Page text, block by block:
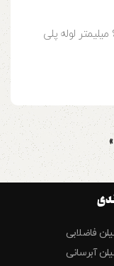
لوله پلی اتیلن 63 میلیمتر لوله پلی اتیلن 63 میلیمتر لوله پلی
»
فاضلابی
آبرسانی